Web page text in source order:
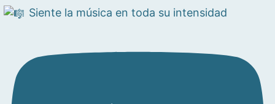
Siente la música en toda su intensidad